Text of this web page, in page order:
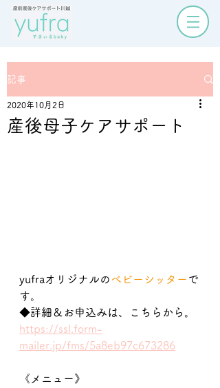
記事
産後母子ケアサポート
2020年10月2日
yufraオリジナルの ベビーシッター で
す。
◆詳細＆お申込みは、こちらから。
https://ssl.form-
mailer.jp/fms/5a8eb97c673286
《メニュー》